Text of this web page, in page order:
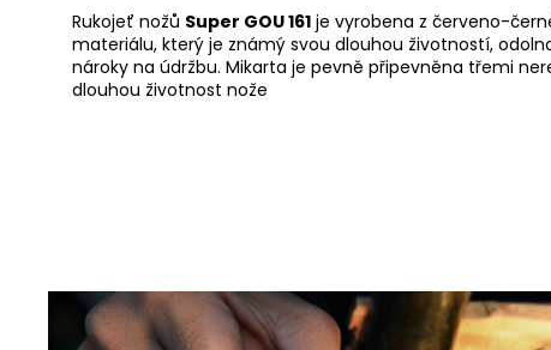
Rukojeť nožů Super GOU 161 je vyrobena z červeno-
materiálu, který je známý svou dlouhou životností,
nároky na údržbu. Mikarta je pevně připevněna třemi
dlouhou životnost nože